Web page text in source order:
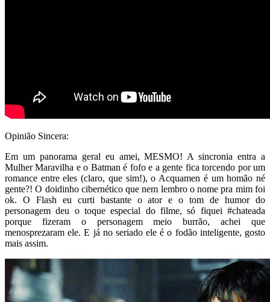
Opinião Sincera:
Em um panorama geral eu amei, MESMO! A sincronia entra a
Mulher Maravilha e o Batman é fofo e a gente fica torcendo por um
romance entre eles (claro, que sim!), o Acquamen é um homão né
gente?! O doidinho cibernético que nem lembro o nome pra mim foi
ok. O Flash eu curti bastante o ator e o tom de humor do
personagem deu o toque especial do filme, só fiquei #chateada
porque fizeram o personagem meio burrão, achei que
menosprezaram ele. E já no seriado ele é o fodão inteligente, gosto
mais assim.